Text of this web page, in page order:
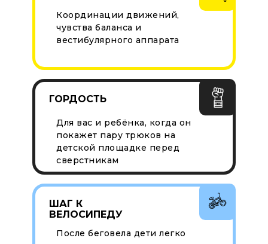
ШАГ К
ВЕЛОСИПЕДУ
После беговела дети легко
ГОРДОСТЬ
Для вас и ребёнка, когда он
покажет пару трюков на
детской площадке перед
сверстникам
Координации движений,
чувства баланса и
вестибулярного аппарата